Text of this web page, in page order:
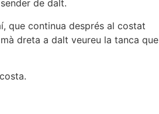
de dalt.
que continua després al costat
dreta a dalt veureu la tanca que